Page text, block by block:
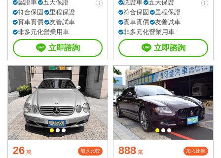
認證車
五大保證
符合保固
里程保證
實車實價
友善試車
非多元化營業用車
立即諮詢
認證車
五大保證
符合保固
里程保證
實車實價
友善試車
非多元化營業用車
立即諮詢
26 萬 加入比較 888 萬 加入比較